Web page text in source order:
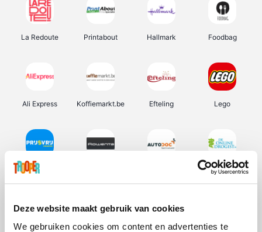
Deze website maakt gebruik van cookies
We gebruiken cookies om content en advertenties te
La Redoute Printabout Hallmark Foodbag
Ali Express Koffiemarkt.be Efteling Lego
Prijsvrij De Online Drogist